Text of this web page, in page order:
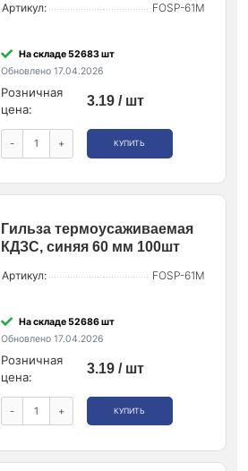
Артикул: FOSP-61M
На складе 52683 шт
Обновлено 17.04.2026
Розничная
цена:
3.19 / шт
- + КУПИТЬ
Гильза термоусаживаемая
КДЗС, синяя 60 мм 100шт
Артикул: FOSP-61M
На складе 52686 шт
Обновлено 17.04.2026
Розничная
цена:
3.19 / шт
- + КУПИТЬ